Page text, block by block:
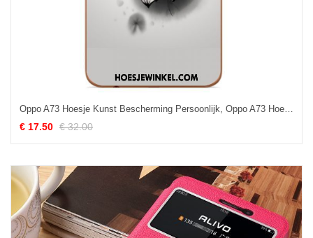
Oppo A73 Hoesje Kunst Bescherming Persoonlijk, Oppo A73 Hoesje Wit Anti-fall
€ 17.50 € 32.00